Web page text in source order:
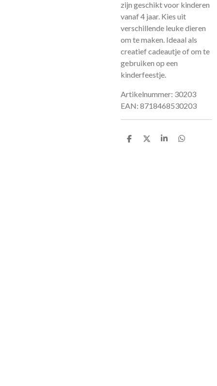
zijn geschikt voor kinderen
vanaf 4 jaar. Kies uit
verschillende leuke dieren
om te maken. Ideaal als
creatief cadeautje of om te
gebruiken op een
kinderfeestje.
Artikelnummer: 30203
EAN: 8718468530203
D
D
S
D